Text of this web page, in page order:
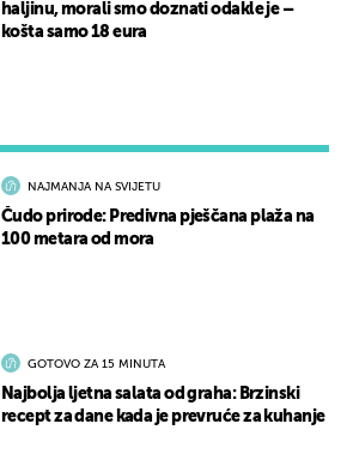
NAJMANJA NA SVIJETU
Čudo prirode: Predivna pješčana plaža na
100 metara od mora
GOTOVO ZA 15 MINUTA
Najbolja ljetna salata od graha: Brzinski
recept za dane kada je prevruće za kuhanje
haljinu, morali smo doznati odakle je –
košta samo 18 eura